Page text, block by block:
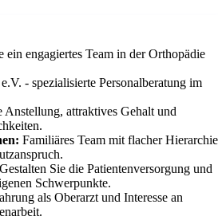
ein engagiertes Team in der Orthopädie
- spezialisierte Personalberatung im
Anstellung, attraktives Gehalt und
Familiäres Team mit flacher Hierarchie
Gestalten Sie die Patientenversorgung und
Schwerpunkte.
als Oberarzt und Interesse an